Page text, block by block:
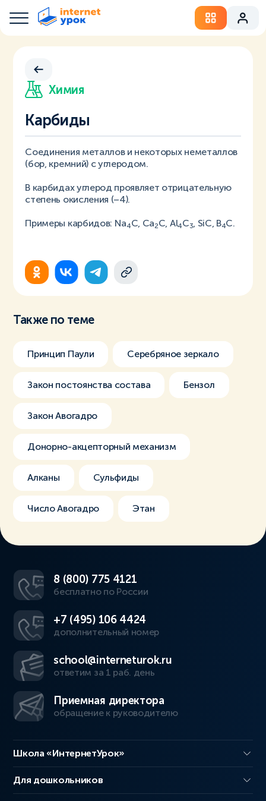
Химия
Карбиды
Соединения металлов и некоторых неметаллов
(бор, кремний) с углеродом.
В карбидах углерод проявляет отрицательную
степень окисления (–4).
Примеры карбидов: Na4C, Ca2C, Al4C3 , SiC, В4С.
Также по теме
Принцип Паули Серебряное зеркало
Закон постоянства состава Бензол
Закон Авогадро
Донорно-акцепторный механизм
Алканы Сульфиды
Число Авогадро Этан
8 (800) 775 4121
бесплатно по России
+7 (495) 106 4424
дополнительный номер
school@interneturok.ru
ответим за 1 раб. день
Приемная директора
обращение к руководителю
Школа «ИнтернетУрок»
Для дошкольников